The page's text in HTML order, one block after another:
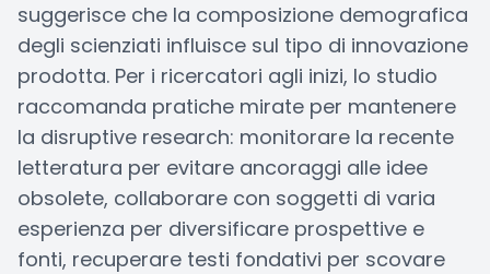
suggerisce che la composizione demografica
degli scienziati influisce sul tipo di innovazione
prodotta. Per i ricercatori agli inizi, lo studio
raccomanda pratiche mirate per mantenere
la disruptive research: monitorare la recente
letteratura per evitare ancoraggi alle idee
obsolete, collaborare con soggetti di varia
esperienza per diversificare prospettive e
fonti, recuperare testi fondativi per scovare